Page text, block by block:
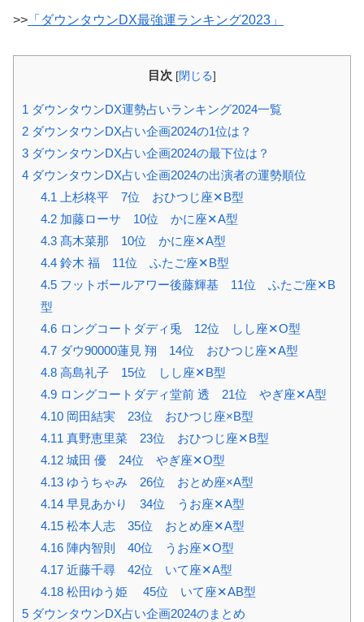
>> 「ダウンタウンDX最強運ランキング2023」
目次 [閉じる]
1 ダウンタウンDX運勢占いランキング2024一覧
2 ダウンタウンDX占い企画2024の1位は？
3 ダウンタウンDX占い企画2024の最下位は？
4 ダウンタウンDX占い企画2024の出演者の運勢順位
4.1上杉柊平 7位 おひつじ座✕B型
4.2加藤ローサ 10位 かに座✕A型
4.3髙木菜那 10位 かに座✕A型
4.4鈴木 福 11位 ふたご座✕B型
4.5フットボールアワー後藤輝基 11位 ふたご座✕B
型
4.6ロングコートダディ兎 12位 しし座✕O型
4.7ダウ90000蓮見 翔 14位 おひつじ座✕A型
4.8高島礼子 15位 しし座✕B型
4.9ロングコートダディ堂前 透 21位 やぎ座✕A型
4.10岡田結実 23位 おひつじ座×B型
4.11真野恵里菜 23位 おひつじ座✕B型
4.12城田 優 24位 やぎ座✕O型
4.13ゆうちゃみ 26位 おとめ座×A型
4.14早見あかり 34位 うお座✕A型
4.15松本人志 35位 おとめ座✕A型
4.16陣内智則 40位 うお座✕O型
4.17近藤千尋 42位 いて座✕A型
4.18松田ゆう姫 45位 いて座✕AB型
5 ダウンタウンDX占い企画2024のまとめ